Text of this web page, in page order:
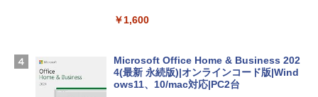
￥129,800
Apple 2026 MacBook Air M5チップ搭載
13インチノートブック：AIとApple Intell
igence、13.6インチLiquid Retinaディ
￥1,600
Microsoft Office Home & Business 202
4(最新 永続版)|オンラインコード版|Wind
ows11、10/mac対応|PC2台